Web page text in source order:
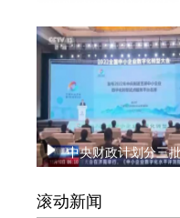
中央财政计划分三
滚动新闻